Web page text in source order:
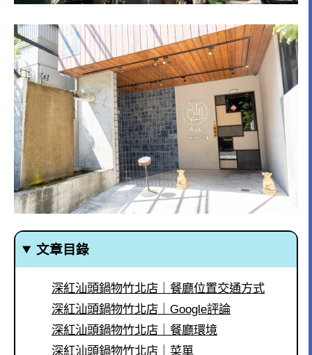
文章目錄
深紅汕頭鍋物竹北店｜餐廳位置交通方式
深紅汕頭鍋物竹北店｜Google評論
深紅汕頭鍋物竹北店｜餐廳環境
深紅汕頭鍋物竹北店｜菜單